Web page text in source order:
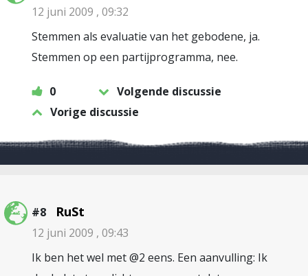
12 juni 2009 , 09:32
Stemmen als evaluatie van het gebodene, ja.
Stemmen op een partijprogramma, nee.
0
Volgende discussie
Vorige discussie
#8 RuSt
12 juni 2009 , 09:43
Ik ben het wel met @2 eens. Een aanvulling: Ik